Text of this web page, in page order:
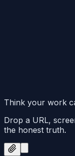
Think your work
Drop a URL,
the honest truth.